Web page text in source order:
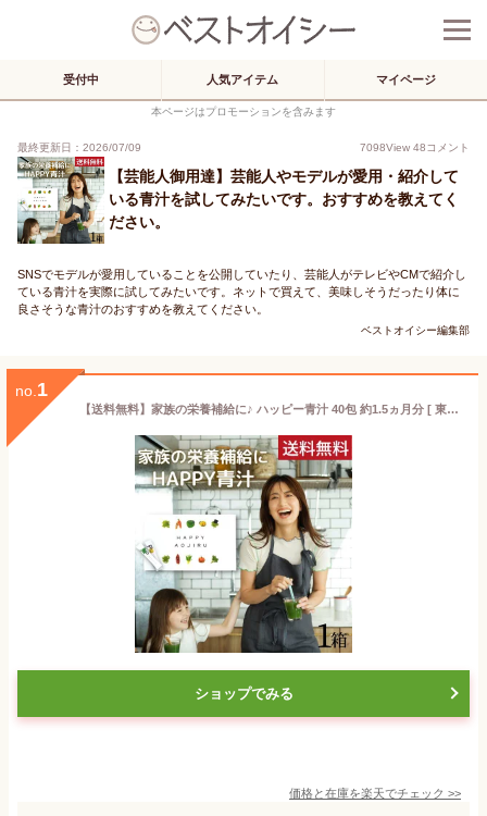
受付中 人気アイテム マイページ
本ページはプロモーションを含みます
最終更新日：2026/07/09 7098View 48コメント
【芸能人御用達】芸能人やモデルが愛用・紹介して
いる青汁を試してみたいです。おすすめを教えてく
ださい。
SNSでモデルが愛用していることを公開していたり、芸能人がテレビやCMで紹介し
ている青汁を実際に試してみたいです。ネットで買えて、美味しそうだったり体に
良さそうな青汁のおすすめを教えてください。
ベストオイシー編集部
no. 1
【送料無料】家族の栄養補給に♪ ハッピー青汁 40包 約1.5ヵ月分 [ 東原亜希 ママ 子供 子ども こども 妊婦 赤ちゃん 幼児 国産 無添加 妊娠中 野菜 嫌い 食べない 野菜不足 栄養不足 乳酸菌 無農薬 酵素 食物繊維 あおじる 飲みやすい 葉酸 鉄分 健康 Mother マザー ]
ショップでみる
価格と在庫を楽天でチェック >>